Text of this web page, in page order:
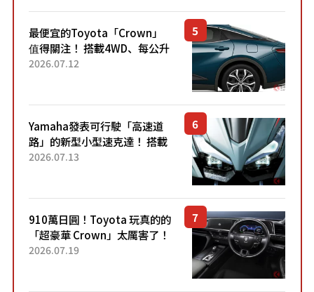
最便宜的Toyota「Crown」
值得關注！ 搭載4WD、每公升
22.4公里低油耗表現超亮眼！
2026.07.12
Yamaha發表可行駛「高速道
路」的新型小型速克達！ 搭載
能享受超強勁「渦輪感」的動
2026.07.13
910萬日圓！Toyota 玩真的的
「超豪華 Crown」太厲害了！
採用由「匠人技藝」打造的
2026.07.19